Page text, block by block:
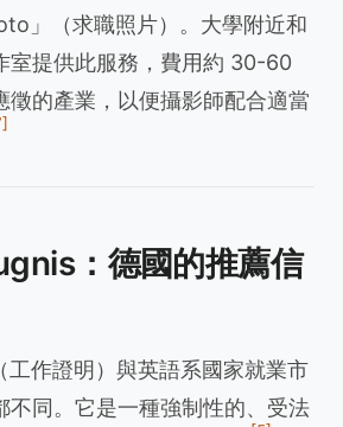
」（求職照片）。大學附近和
室提供此服務，費用約 30-60
徵的產業，以便攝影師配合適當
：德國的推薦信
作證明）與英語系國家就業市
不同。它是一種強制性的、受法